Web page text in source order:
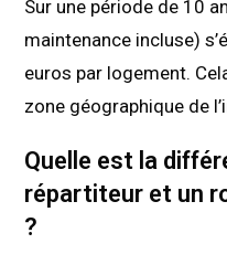
Sur une période de 10
maintenance incluse)
euros par logement.
zone géographique de
Quelle est la
répartiteur et un
?